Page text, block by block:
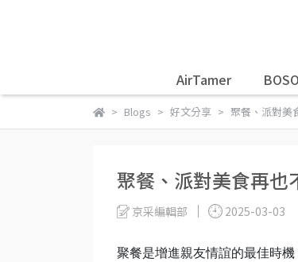
AirTamer BOSO
Blogs 好文分享 聚餐、派對美
聚餐、派對美食再也
京采編輯部 2025-03-03
聚餐是增進親友情誼的最佳時